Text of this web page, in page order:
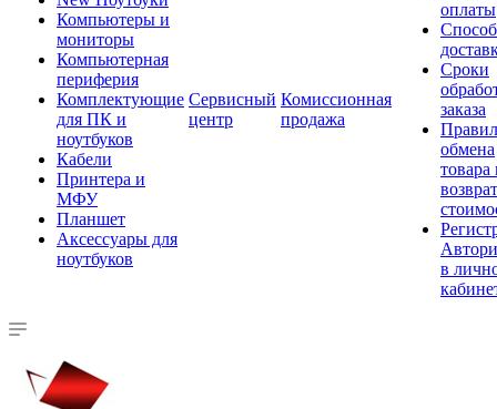
Компьютеры и
мониторы
Компьютерная
периферия
Комплектующие
для ПК и
ноутбуков
Кабели
Принтера и
МФУ
Планшет
Аксессуары для
ноутбуков
Сервисный
центр
Комиссионная
продажа
оплаты
Сроки
заказа
обмена
товара
в